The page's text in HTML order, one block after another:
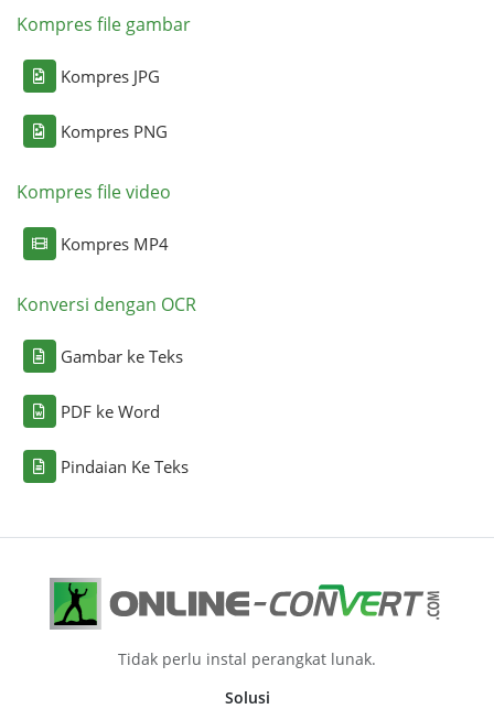
Kompres file gambar
Kompres JPG
Kompres PNG
Kompres file video
Kompres MP4
Konversi dengan OCR
Gambar ke Teks
PDF ke Word
Pindaian Ke Teks
Tidak perlu instal perangkat lunak.
Solusi